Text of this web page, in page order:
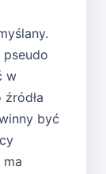
w
być